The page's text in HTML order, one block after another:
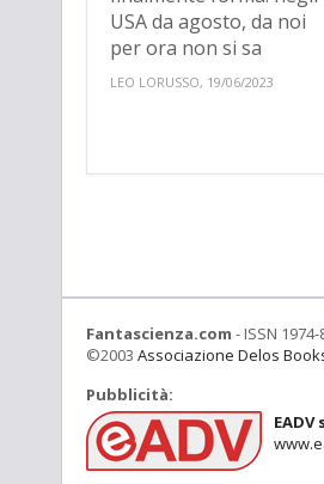
USA da agosto, da noi
per ora non si sa
LEO LORUSSO, 19/06/2023
Fantascienza.com - ISSN
©2003 Associazione Delos
Pubblicità:
EADV